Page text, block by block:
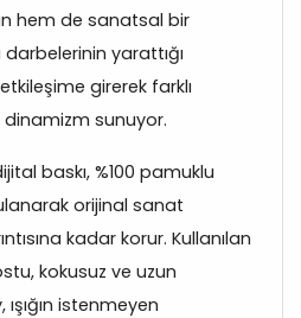
hem de sanatsal bir
darbelerinin yarattığı
girerek farklı
sunuyor.
baskı, %100 pamuklu
orijinal sanat
kadar korur. Kullanılan
kokusuz ve uzun
istenmeyen